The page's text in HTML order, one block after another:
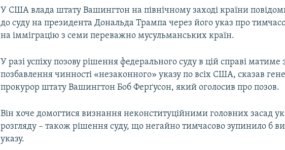
У США влада штату Вашингтон на північному заході країни
до суду на президента Дональда Трампа через його указ про
на імміграцію з семи переважно мусульманських країн.
У разі успіху позову рішення федерального суду в цій справі матиме
позбавлення чинності «незаконного» указу по всіх США, сказав
прокурор штату Вашингтон Боб Ферґусон, який оголосив про позов.
Він хоче домогтися визнання неконституційними головних засад
розгляду – також рішення суду, що негайно тимчасово зупинило б
указу.